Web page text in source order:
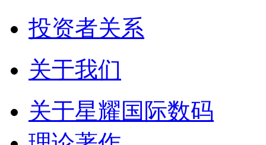
投资者关系
关于我们
关于星耀国际数码